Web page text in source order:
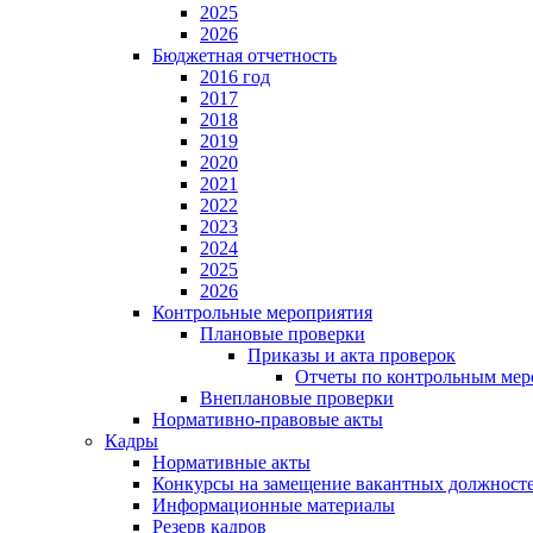
2025
2026
Бюджетная отчетность
2016 год
2017
2018
2019
2020
2021
2022
2023
2024
2025
2026
Контрольные мероприятия
Плановые проверки
Приказы и акта проверок
Отчеты по контрольным
Внеплановые проверки
Нормативно-правовые акты
Кадры
Нормативные акты
Конкурсы на замещение вакантных
Информационные материалы
Резерв кадров